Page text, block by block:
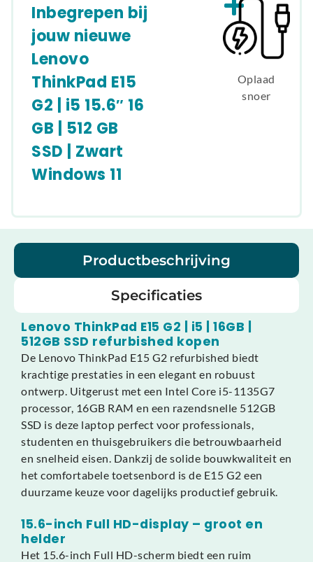
Inbegrepen bij
jouw nieuwe
Lenovo
ThinkPad E15
G2 | i5 15.6″ 16
GB | 512 GB
SSD | Zwart
Windows 11
Oplaad
snoer
Productbeschrijving
Specificaties
Lenovo ThinkPad E15 G2 | i5 | 16GB |
512GB SSD refurbished kopen
De Lenovo ThinkPad E15 G2 refurbished biedt
krachtige prestaties in een elegant en robuust
ontwerp. Uitgerust met een Intel Core i5-1135G7
processor, 16GB RAM en een razendsnelle 512GB
SSD is deze laptop perfect voor professionals,
studenten en thuisgebruikers die betrouwbaarheid
en snelheid eisen. Dankzij de solide bouwkwaliteit en
het comfortabele toetsenbord is de E15 G2 een
duurzame keuze voor dagelijks productief gebruik.
15.6-inch Full HD-display – groot en
helder
Het 15.6-inch Full HD-scherm biedt een ruim